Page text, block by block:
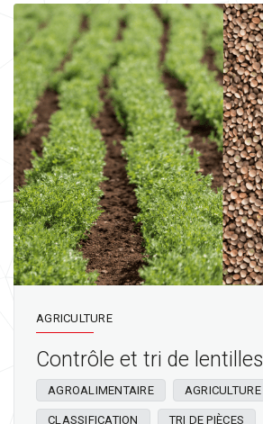
AGRICULTURE
Contrôle et tri de lentilles
AGROALIMENTAIRE AGRICULTURE
CLASSIFICATION TRI DE PIÈCES